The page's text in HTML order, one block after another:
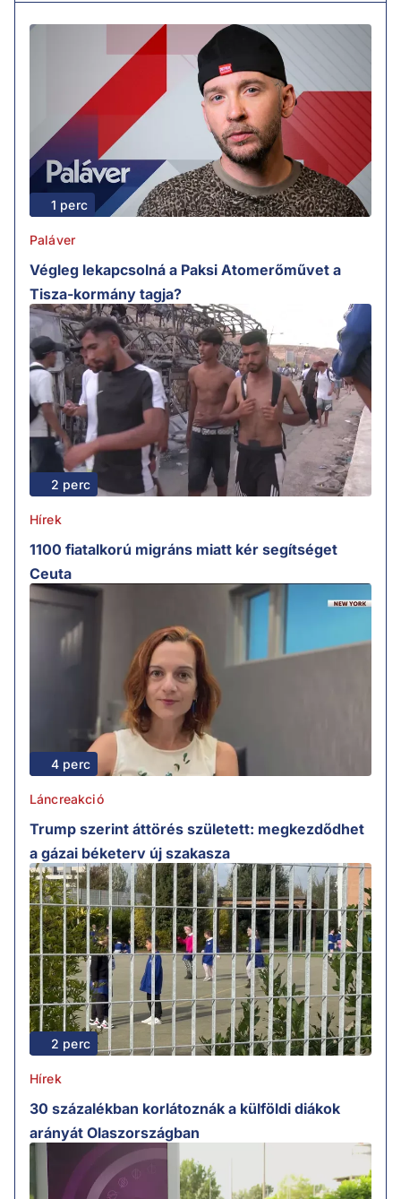
1 perc
Paláver
Végleg lekapcsolná a Paksi Atomerőművet a
Tisza-kormány tagja?
2 perc
Hírek
1100 fiatalkorú migráns miatt kér segítséget
Ceuta
4 perc
Láncreakció
Trump szerint áttörés született: megkezdődhet
a gázai béketerv új szakasza
2 perc
Hírek
30 százalékban korlátoznák a külföldi diákok
arányát Olaszországban